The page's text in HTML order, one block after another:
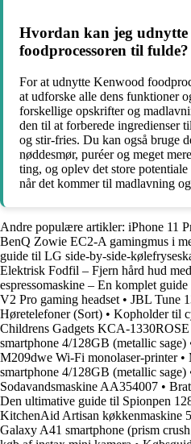
Hvordan kan jeg udnytte
foodprocessoren til fulde?
For at udnytte Kenwood
at udforske alle dens funktioner
forskellige opskrifter og
den til at forberede ingredienser
og stir-fries. Du kan også bruge
nøddesmør, puréer og meget
ting, og oplev det store
når det kommer til madlavning
Andre populære artikler: iPhone 11
BenQ Zowie EC2-A gamingmus i
guide til LG side-by-side-
Elektrisk Fodfil – Fjern hård hud
espressomaskine – En komplet
V2 Pro gaming headset • JBL Tune
Høretelefoner (Sort) • Kopholder til
Childrens Gadgets KCA-1330ROSE
smartphone 4/128GB (metallic sage)
M209dwe Wi-Fi monolaser-printer•
smartphone 4/128GB (metallic sage)
Sodavandsmaskine AA354007 •
Den ultimative guide til Spionpen
KitchenAid Artisan køkkenmaskine
Galaxy A41 smartphone (prism